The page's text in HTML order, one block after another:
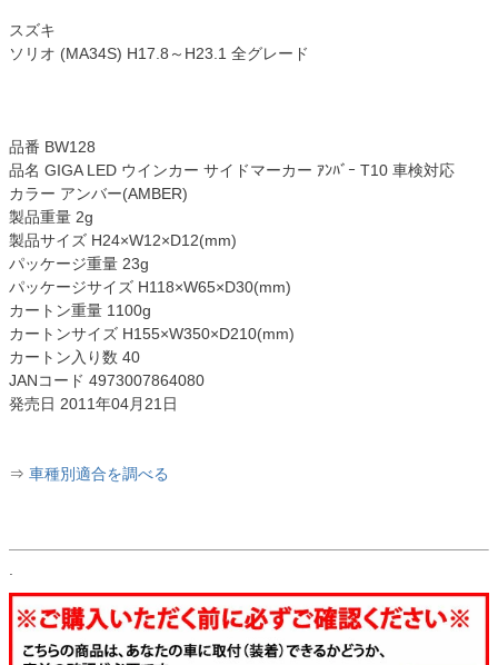
スズキ
ソリオ (MA34S) H17.8～H23.1 全グレード
品番 BW128
品名 GIGA LED ウインカー サイドマーカー ｱﾝﾊﾞｰ T10 車検対応
カラー アンバー(AMBER)
製品重量 2g
製品サイズ H24×W12×D12(mm)
パッケージ重量 23g
パッケージサイズ H118×W65×D30(mm)
カートン重量 1100g
カートンサイズ H155×W350×D210(mm)
カートン入り数 40
JANコード 4973007864080
発売日 2011年04月21日
⇒ 車種別適合を調べる
.